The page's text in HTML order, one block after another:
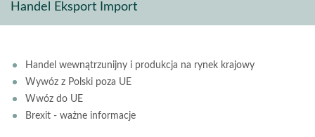
Handel Eksport Import
Handel wewnątrzunijny i produkcja na rynek krajowy
Wywóz z Polski poza UE
Wwóz do UE
Brexit - ważne informacje